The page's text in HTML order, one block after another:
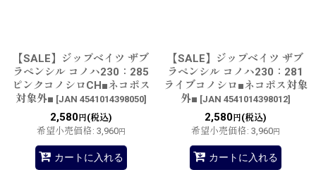
【SALE】ジップベイツ ザブ
ラペンシル コノハ230：285
ピンクコノシロCH■ネコポス
対象外■ [JAN 4541014398050]
2,580円(税込)
希望小売価格: 3,960円
カートに入れる
【SALE】ジップベイツ ザブ
ラペンシル コノハ230：281
ライブコノシロ■ネコポス対象
外■ [JAN 4541014398012]
2,580円(税込)
希望小売価格: 3,960円
カートに入れる